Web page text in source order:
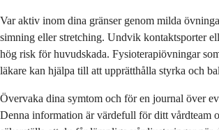
Var aktiv inom dina gränser genom milda
simning eller stretching. Undvik kontaktsporter
hög risk för huvudskada. Fysioterapiövningar
läkare kan hjälpa till att upprätthålla styrka och
Övervaka dina symtom och för en journal över
Denna information är värdefull för ditt vårdteam